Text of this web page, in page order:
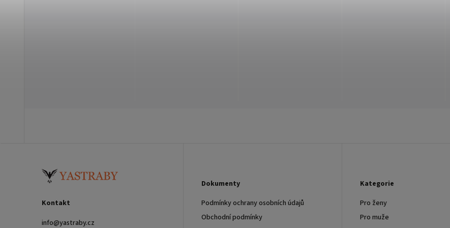
Kontakt
info@yastraby.cz
Dokumenty
Podmínky ochrany osobních údajů
Obchodní podmínky
Kategorie
Pro ženy
Pro muže